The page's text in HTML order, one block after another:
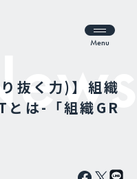
Menu
抜く力)】組織
とは-「組織GR